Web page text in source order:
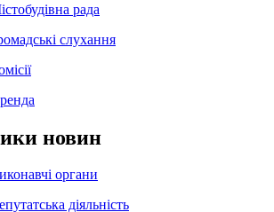
рада
слухання
новин
органи
діяльність